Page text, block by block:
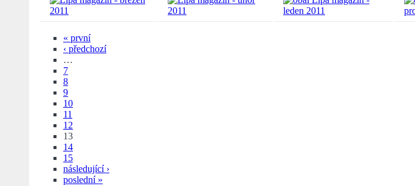
« první
‹ předchozí
…
7
8
9
10
11
12
13
14
15
následující ›
poslední »